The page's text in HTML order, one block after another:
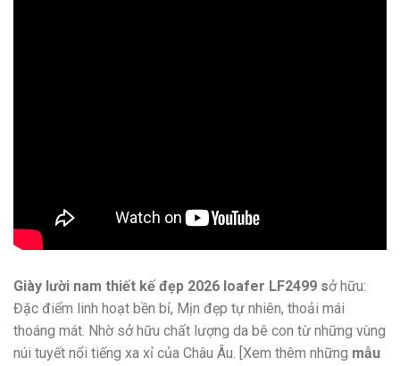
Giày lười nam thiết kế đẹp 2026 loafer LF2499 sở hữu:
Đặc điểm linh hoạt bền bỉ, Mịn đẹp tự nhiên, thoải mái
thoáng mát. Nhờ sở hữu chất lượng da bê con từ những vùng
núi tuyết nổi tiếng xa xỉ của Châu Âu. [Xem thêm những mẫu